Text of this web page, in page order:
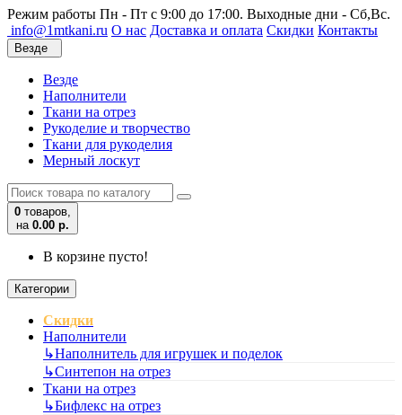
Режим работы Пн - Пт с 9:00 до 17:00. Выходные дни - Сб,Вс.
info@1mtkani.ru О нас Доставка и оплата Скидки Контакты
Везде
Везде
Наполнители
Ткани на отрез
Рукоделие и творчество
Ткани для рукоделия
Мерный лоскут
0 товаров,
на 0.00 р.
В корзине пусто!
Категории
Скидки
Наполнители
↳Наполнитель для игрушек и поделок
↳Синтепон на отрез
Ткани на отрез
↳Бифлекс на отрез